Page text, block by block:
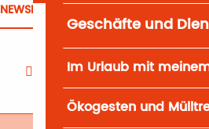
Geschäfte und
Im Urlaub mit
Ökogesten und
NEWSLETTER